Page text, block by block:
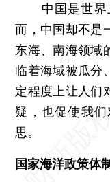
中国是世界
而，中国却不是
东海、南海领域
临着海域被瓜分
定程度上让人们
疑，也促使我
思。
国家海洋政策体